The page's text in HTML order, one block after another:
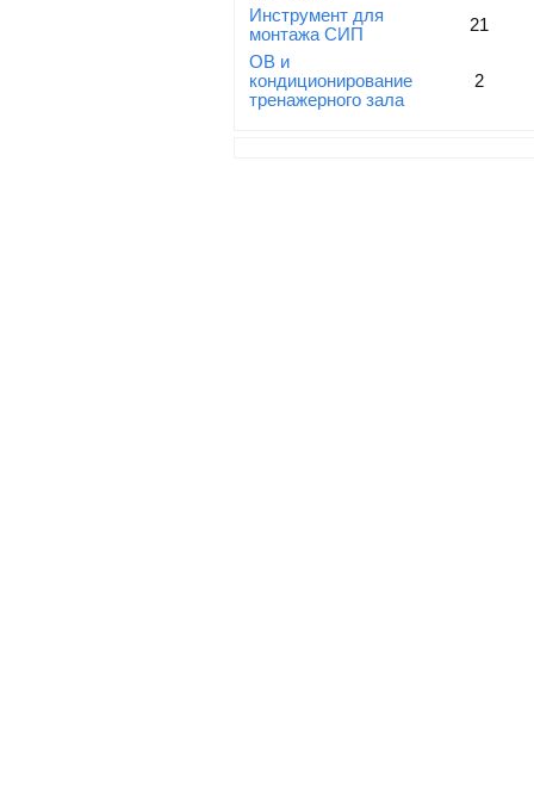
Инструмент для
монтажа СИП
21
ОВ и
кондиционирование
тренажерного зала
2